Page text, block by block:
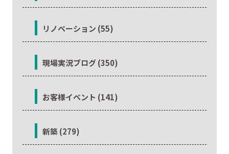
リノベーション (55)
現場実況ブログ (350)
お客様イベント (141)
新築 (279)